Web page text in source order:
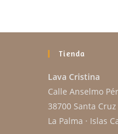
Tienda
Lava Cristina
Calle Anselmo
38700 Santa
La Palma · Islas